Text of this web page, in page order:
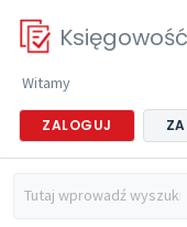
Witamy
ZALOGUJ